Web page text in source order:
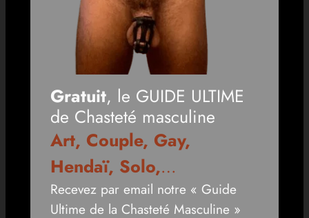
Gratuit, le GUIDE ULTIME
de Chasteté masculine
Art, Couple, Gay,
Hendaï, Solo,…
Recevez par email notre « Guide
Ultime de la Chasteté Masculine »